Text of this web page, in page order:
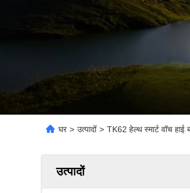
घर > उत्पादों > TK62 हेल्थ स्मार्ट वॉच हाई
उत्पादों